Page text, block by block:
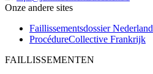
Onze andere sites
Faillissementsdossier Nederland
ProcédureCollective Frankrijk
FAILLISSEMENTEN